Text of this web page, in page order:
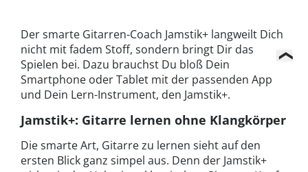
Der smarte Gitarren-Coach Jamstik+ langweilt Dich
nicht mit fadem Stoff, sondern bringt Dir das
Spielen bei. Dazu brauchst Du bloß Dein
Smartphone oder Tablet mit der passenden App
und Dein Lern-Instrument, den Jamstik+.
Jamstik+: Gitarre lernen ohne Klangkörper
Die smarte Art, Gitarre zu lernen sieht auf den
ersten Blick ganz simpel aus. Denn der Jamstik+